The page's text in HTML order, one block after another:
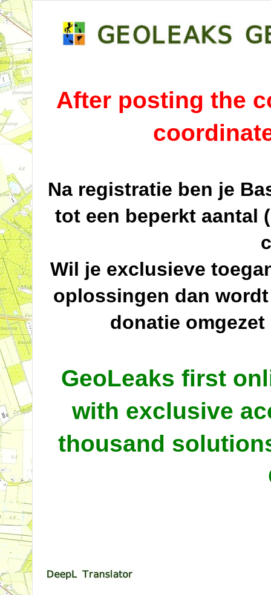
After posting the
Na registratie ben je
tot een beperkt aantal
Wil je exclusieve
oplossingen dan
donatie omgezet
GeoLeaks first
with exclusive
thousand